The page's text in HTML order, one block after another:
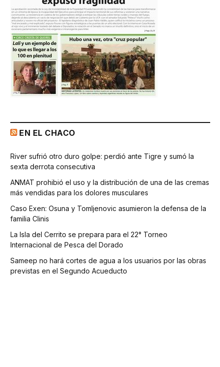
EN EL CHACO
River sufrió otro duro golpe: perdió ante Tigre y sumó la
sexta derrota consecutiva
ANMAT prohibió el uso y la distribución de una de las cremas
más vendidas para los dolores musculares
Caso Exen: Osuna y Tomljenovic asumieron la defensa de la
familia Clinis
La Isla del Cerrito se prepara para el 22° Torneo
Internacional de Pesca del Dorado
Sameep no hará cortes de agua a los usuarios por las obras
previstas en el Segundo Acueducto